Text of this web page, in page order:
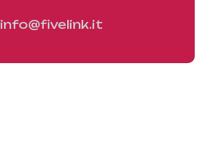
info@fivelink.it